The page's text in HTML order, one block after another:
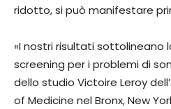
ridotto, si può manifestare
«I nostri risultati sottolineano
screening per i problemi di
dello studio Victoire Leroy
of Medicine nel Bronx, New